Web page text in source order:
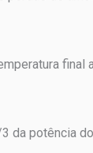
final
da potência